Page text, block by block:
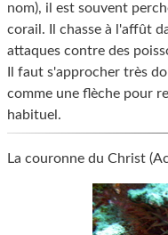
nom), il est souvent
corail. Il chasse à l'affût
attaques contre des
Il faut s'approcher très
comme une flèche pour
habituel.
La couronne du Christ